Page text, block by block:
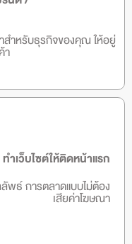
สำหรับธุรกิจของคุณ ให้อยู่
า
ทำเว็บไซต์ให้ติดหน้าแรก
ธ์ การตลาดแบบไม่ต้อง
เสียค่าโฆษณา